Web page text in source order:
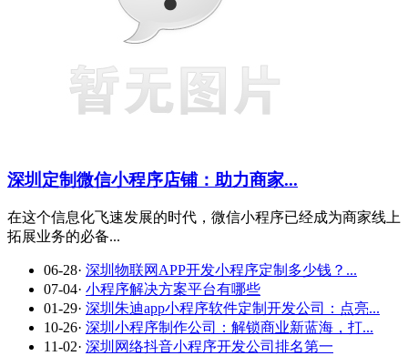
深圳定制微信小程序店铺：助力商家...
在这个信息化飞速发展的时代，微信小程序已经成为商家线上
拓展业务的必备...
06-28· 深圳物联网APP开发小程序定制多少钱？...
07-04· 小程序解决方案平台有哪些
01-29· 深圳朱迪app小程序软件定制开发公司：点亮...
10-26· 深圳小程序制作公司：解锁商业新蓝海，打...
11-02· 深圳网络抖音小程序开发公司排名第一